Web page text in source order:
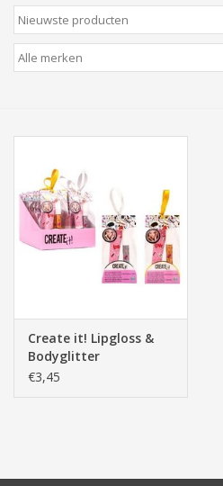
Wenskaarten
Zeeuws/Streek
Boeken
Elektra
Speelgoed & hobby
Cadeau & feest
Create it! Lipgloss &
Bodyglitter
€3,45